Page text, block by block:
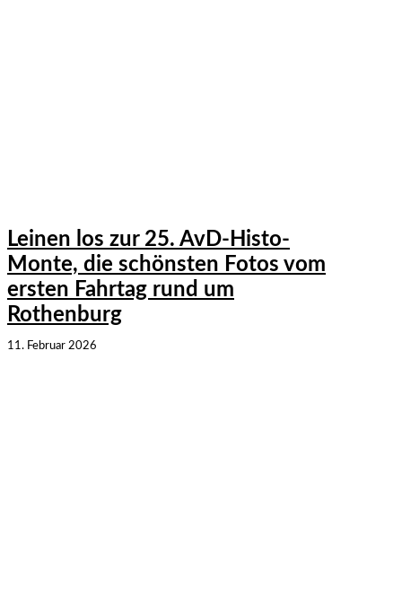
Leinen los zur 25. AvD-Histo-
Monte, die schönsten Fotos vom
ersten Fahrtag rund um
Rothenburg
11. Februar 2026